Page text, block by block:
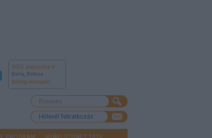
2026. augusztus 6.
Berta, Bettina
Boldog névnapot!
Hírlevél feliratkozás